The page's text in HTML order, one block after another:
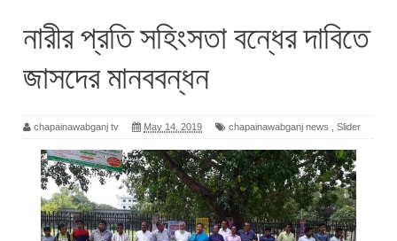
নারীর প্রতি সহিংসতা বন্ধের দাবিতে
জাসদের মানববন্ধন
chapainawabganj tv May 14, 2019 chapainawabganj news Slider